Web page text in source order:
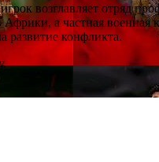
возглавляет отряд
а частная военная
развитие конфликта.